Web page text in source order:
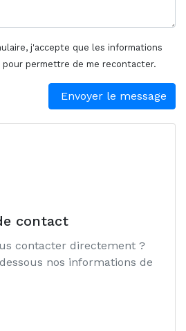
j'accepte que les informations
permettre de me recontacter.
Envoyer le message
contact
contacter directement ?
nos informations de